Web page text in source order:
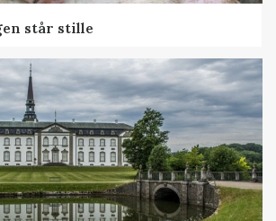
står stille